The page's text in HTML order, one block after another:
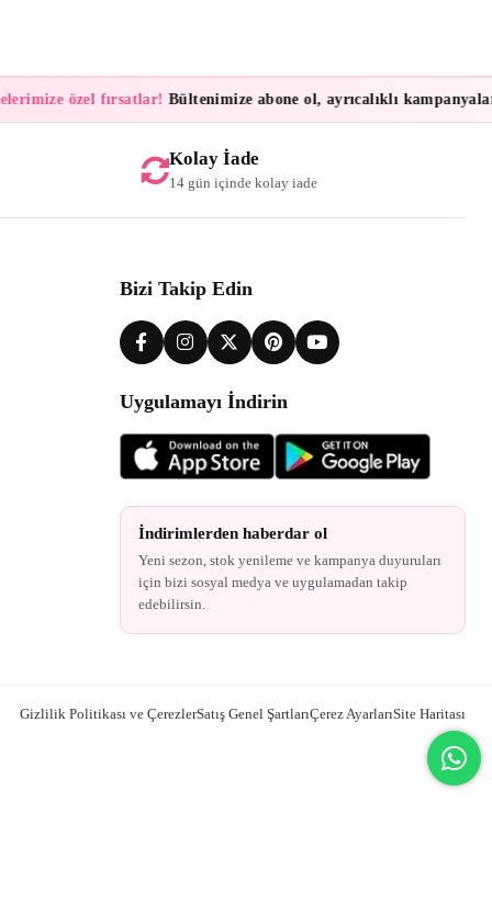
özel fırsatlar!Bültenimize abone ol, ayrıcalıklı kampanyalar
Kolay İade
14 gün içinde kolay iade
Bizi Takip Edin
Uygulamayı İndirin
İndirimlerden haberdar ol
Yeni sezon, stok yenileme ve kampanya duyuruları
için bizi sosyal medya ve uygulamadan takip
edebilirsin.
Gizlilik Politikası ve ÇerezlerSatış Genel ŞartlarıÇerez AyarlarıSite Haritası